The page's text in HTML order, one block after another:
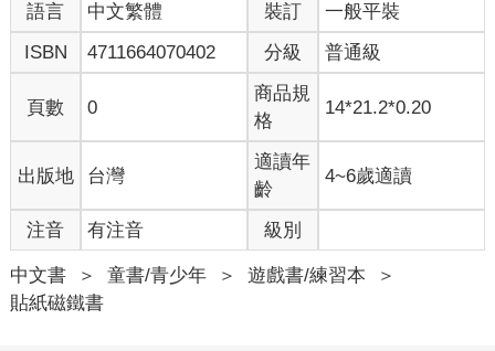
語言 中文繁體 裝訂
一般平裝
ISBN
4711664070402 分級 普通級
頁數 0
商品規
格
14*21.2*0.20
出版地 台灣
適讀年
齡
4~6歲適讀
注音 有注音 級別
中文書 ＞ 童書/青少年 ＞ 遊戲書/練習本
＞
貼紙磁鐵書